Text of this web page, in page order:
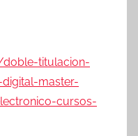
titulacion-
master-
cursos-